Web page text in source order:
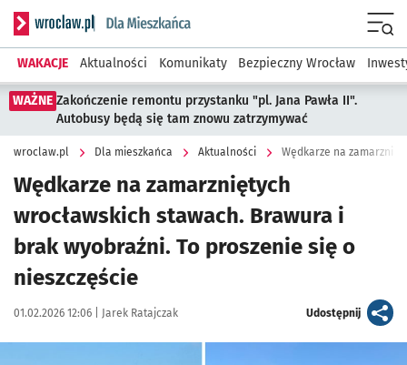
Serwis informacyjny wroclaw.pl podserwis: Dla mieszkańca
WAKACJE Aktualności Komunikaty Bezpieczny Wrocław
WAŻNE Zakończenie remontu przystanku "pl. Jana Pawła II".
Autobusy będą się tam znowu zatrzymywać
wroclaw.pl Dla mieszkańca Aktualności Wędkarze na
Wędkarze na zamarzniętych
wrocławskich stawach. Brawura i
brak wyobraźni. To proszenie się o
nieszczęście
Data publikacji:
01.02.2026 12:06 | Autor:
Jarek Ratajczak Udostępnijartykuł